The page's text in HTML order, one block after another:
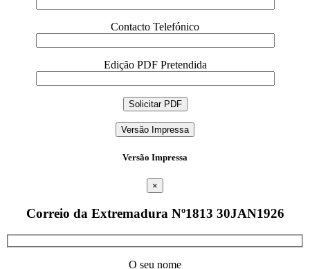
Contacto Telefónico
Edição PDF Pretendida
Versão Impressa
Versão Impressa
×
Correio da Extremadura Nº1813 30JAN1926
O seu nome